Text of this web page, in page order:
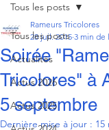
Tous les posts
Actualités
Actus 2026
Actus 2025
Tous les posts
Soirée
Tricolores" à
5 septembre
Rameurs Tricolores
28 juil. 2015 3 min de
Dernière mise à jour : 15